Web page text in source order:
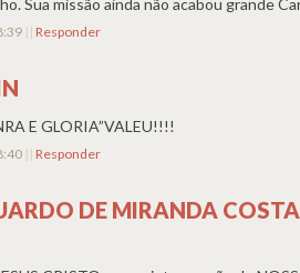
Sua missão ainda não acabou grande
|| Responder
E GLORIA”VALEU!!!!
|| Responder
DE MIRANDA COSTA